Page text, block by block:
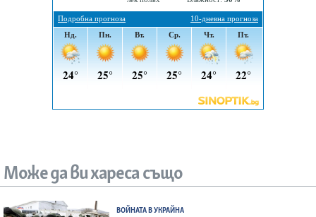
Може да ви хареса също
ВОЙНАТА В УКРАЙНА